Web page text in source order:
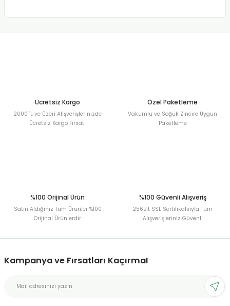
Ücretsiz Kargo
2000TL ve Üzeri Alışverişlerinizde
Ücretsiz Kargo Fırsatı
Özel Paketleme
Vakumlu ve Soğuk Zincire Uygun
Paketleme
%100 Orijinal Ürün
Satın Aldığınız Tüm Ürünler %100
Orijinal Ürünlerdir
%100 Güvenli Alışveriş
256Bit SSL Sertifikalsıyla Tüm
Alışverişleriniz Güvenli
Kampanya ve Fırsatları Kaçırma!